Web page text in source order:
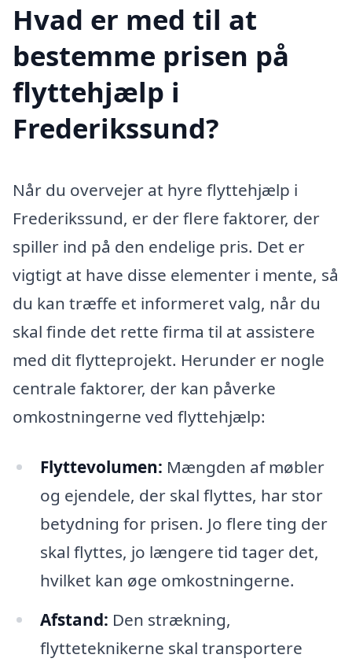
Hvad er med til at
bestemme prisen på
flyttehjælp i
Frederikssund?
Når du overvejer at hyre flyttehjælp i
Frederikssund, er der flere faktorer, der
spiller ind på den endelige pris. Det er
vigtigt at have disse elementer i mente, så
du kan træffe et informeret valg, når du
skal finde det rette firma til at assistere
med dit flytteprojekt. Herunder er nogle
centrale faktorer, der kan påverke
omkostningerne ved flyttehjælp:
Flyttevolumen: Mængden af møbler
og ejendele, der skal flyttes, har stor
betydning for prisen. Jo flere ting der
skal flyttes, jo længere tid tager det,
hvilket kan øge omkostningerne.
Afstand: Den strækning,
flytteteknikerne skal transportere